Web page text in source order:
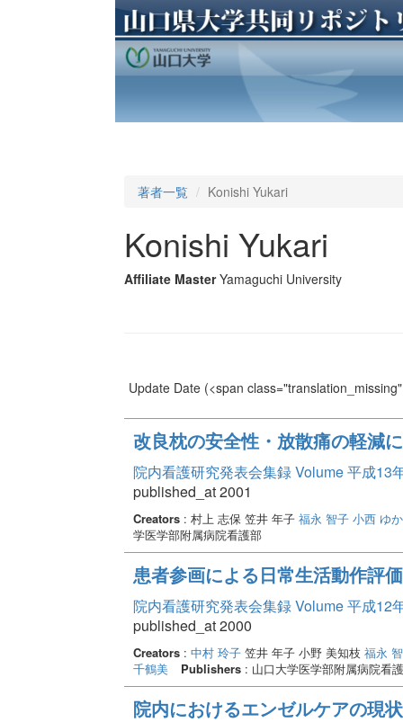
著者一覧 Konishi Yukari
Konishi Yukari
Affiliate Master Yamaguchi University
Update Date(<span
改良枕の安全性・放散痛の軽減
院内看護研究発表会集録 Volume 平成13
published_at 2001
Creators: 村上 志保 笠井 年子 福永 智子 小西 ゆ
学医学部附属病院看護部
患者参画による日常生活動作評
院内看護研究発表会集録 Volume 平成12
published_at 2000
Creators: 中村 玲子笠井 年子 小野 美知枝 福永
千鶴美
Publishers: 山口大学医学部附属病院看
院内におけるエンゼルケアの現状